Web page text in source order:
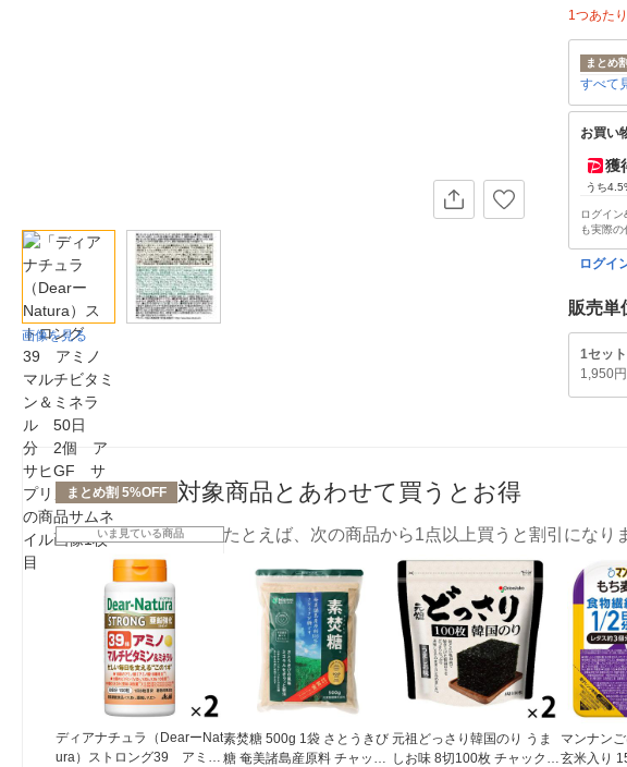
画像を見る
1つあたり
まとめ割
すべて
お買い
獲
うち
ログイ
も実際
ログイ
販売単
1セット
1,950円
まとめ割 5%OFF 対象商品とあわせて買うとお得
いま見ている商品
ディアナチュラ（DearーNat
ura）ストロング39 アミノ
たとえば、次の商品から1点以上買うと割引になり
素焚糖 500g 1袋 さとうきび
糖 奄美諸島産原料 チャック
元祖どっさり韓国のり うま
しお味 8切100枚 チャック付
マンナン
玄米入り